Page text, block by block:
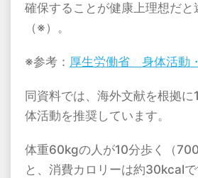
確保することが健康上理想だと
（※）。
※参考： 厚生労働省 身体活動
同資料では、海外文献を根拠
体活動を推奨しています。
体重60kgの人が10分歩く（
と、消費カロリーは約30kcalで